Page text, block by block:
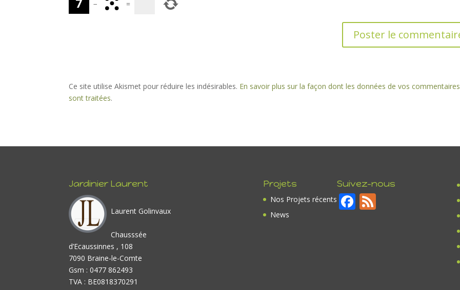
− =
Ce site utilise Akismet pour réduire les indésirables. En savoir plus sur la façon dont les données de vos commentaires
sont traitées.
Jardinier Laurent
Laurent Golinvaux
Chausssée
d’Ecaussinnes , 108
7090 Braine-le-Comte
Gsm : 0477 862493
TVA : BE0818370291
Projets
Nos Projets récents
News
Suivez-nous
F F